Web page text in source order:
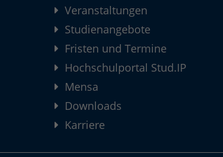
Veranstaltungen
Studienangebote
Fristen und Termine
Hochschulportal Stud.IP
Mensa
Downloads
Karriere